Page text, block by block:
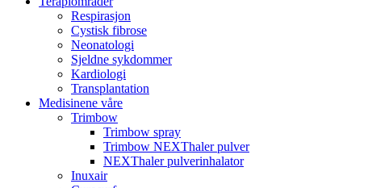
Respirasjon
Cystisk fibrose
Neonatologi
Sjeldne sykdommer
Kardiologi
Transplantation
Medisinene våre
Trimbow
Trimbow spray
Trimbow NEXThaler pulver
NEXThaler pulverinhalator
Inuxair